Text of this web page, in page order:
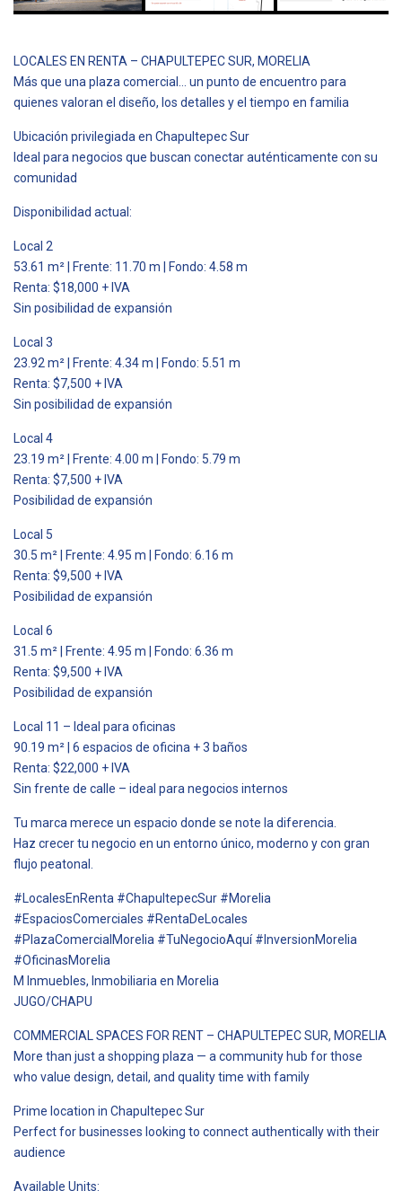
LOCALES EN RENTA – CHAPULTEPEC SUR, MORELIA
Más que una plaza comercial… un punto de encuentro para
quienes valoran el diseño, los detalles y el tiempo en familia
Ubicación privilegiada en Chapultepec Sur
Ideal para negocios que buscan conectar auténticamente con su
comunidad
Disponibilidad actual:
Local 2
53.61 m² | Frente: 11.70 m | Fondo: 4.58 m
Renta: $18,000 + IVA
Sin posibilidad de expansión
Local 3
23.92 m² | Frente: 4.34 m | Fondo: 5.51 m
Renta: $7,500 + IVA
Sin posibilidad de expansión
Local 4
23.19 m² | Frente: 4.00 m | Fondo: 5.79 m
Renta: $7,500 + IVA
Posibilidad de expansión
Local 5
30.5 m² | Frente: 4.95 m | Fondo: 6.16 m
Renta: $9,500 + IVA
Posibilidad de expansión
Local 6
31.5 m² | Frente: 4.95 m | Fondo: 6.36 m
Renta: $9,500 + IVA
Posibilidad de expansión
Local 11 – Ideal para oficinas
90.19 m² | 6 espacios de oficina + 3 baños
Renta: $22,000 + IVA
Sin frente de calle – ideal para negocios internos
Tu marca merece un espacio donde se note la diferencia.
Haz crecer tu negocio en un entorno único, moderno y con gran
flujo peatonal.
#LocalesEnRenta #ChapultepecSur #Morelia
#EspaciosComerciales #RentaDeLocales
#PlazaComercialMorelia #TuNegocioAquí #InversionMorelia
#OficinasMorelia
M Inmuebles, Inmobiliaria en Morelia
JUGO/CHAPU
COMMERCIAL SPACES FOR RENT – CHAPULTEPEC SUR, MORELIA
More than just a shopping plaza — a community hub for those
who value design, detail, and quality time with family
Prime location in Chapultepec Sur
Perfect for businesses looking to connect authentically with their
audience
Available Units: